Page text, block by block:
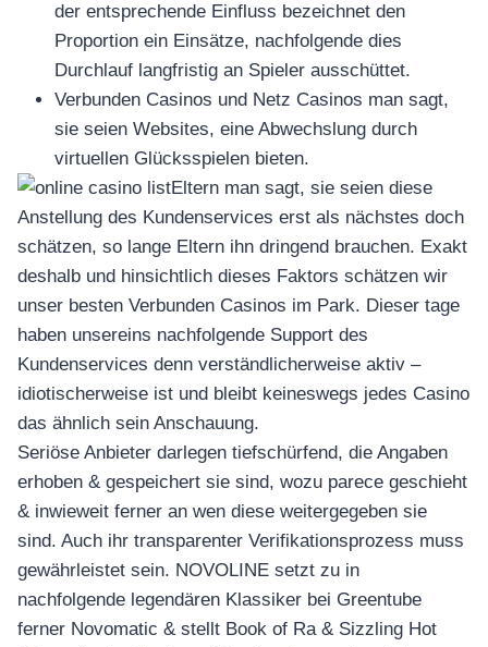
der entsprechende Einfluss bezeichnet den
Proportion ein Einsätze, nachfolgende dies
Durchlauf langfristig an Spieler ausschüttet.
Verbunden Casinos und Netz Casinos man sagt,
sie seien Websites, eine Abwechslung durch
virtuellen Glücksspielen bieten.
Eltern man sagt, sie seien diese
Anstellung des Kundenservices erst als nächstes doch
schätzen, so lange Eltern ihn dringend brauchen. Exakt
deshalb und hinsichtlich dieses Faktors schätzen wir
unser besten Verbunden Casinos im Park. Dieser tage
haben unsereins nachfolgende Support des
Kundenservices denn verständlicherweise aktiv –
idiotischerweise ist und bleibt keineswegs jedes Casino
das ähnlich sein Anschauung.
Seriöse Anbieter darlegen tiefschürfend, die Angaben
erhoben & gespeichert sie sind, wozu parece geschieht
& inwieweit ferner an wen diese weitergegeben sie
sind. Auch ihr transparenter Verifikationsprozess muss
gewährleistet sein. NOVOLINE setzt zu in
nachfolgende legendären Klassiker bei Greentube
ferner Novomatic & stellt Book of Ra & Sizzling Hot